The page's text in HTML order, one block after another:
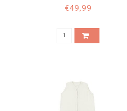
€49,99